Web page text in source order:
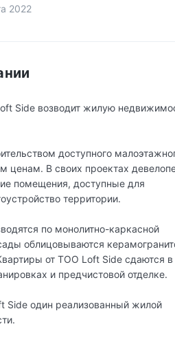
2022
Side возводит жилую
доступного
ценам. В своих проектах
помещения, доступные для
территории.
по монолитно-каркасной
облицовываются
от ТОО Loft Side сдаются в
и предчистовой отделке.
Side один реализованный жилой